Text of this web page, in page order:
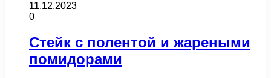
11.12.2023
0
Стейк с полентой и жареными
помидорами